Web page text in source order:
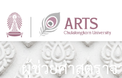
ผู้ช่วยศาสตรา